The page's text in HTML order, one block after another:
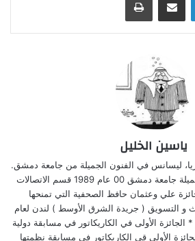
ياسين الخليل
( 1964 ) سوريا، ليسانس في الفنون الجميلة من جامعة دمشق.
متخرج من كلية الفنون الجميلة جامعة دمشق 00 عام 1989 قسم الاتصالات
علي وعثمان حافظ الصحفية التي تمنحها
و التسويق ( جريدة الشرق الأوسط ) لندن لعام
* الجائزة الأولى في الكاريكاتور في مسابقة دولية
. * الجائزة الأولى قي الكاريكاتور في مسابقة نظمتها